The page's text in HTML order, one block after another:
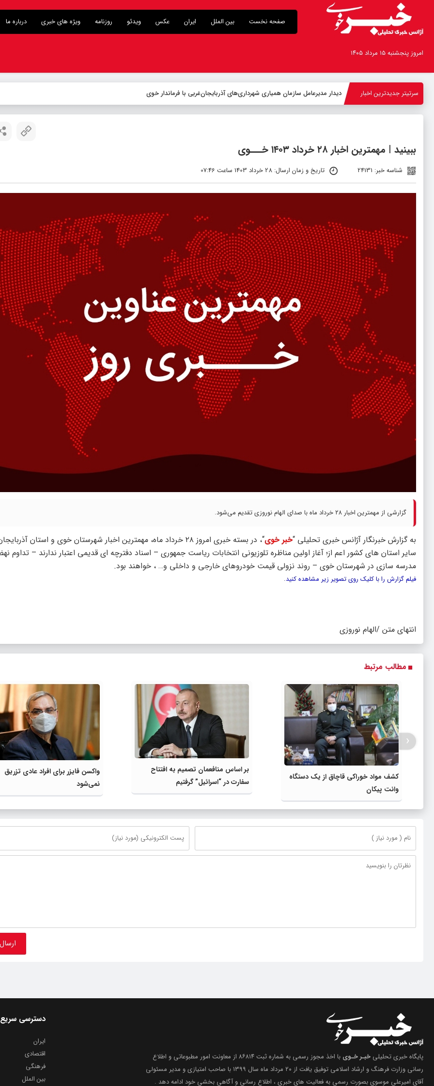
صفحه نخست بین الملل ایران عکس ویدئو روزنامه ویژه های خبری درباره ما
امروز پنجشنبه ۱۵ مرداد ۱۴۰۵
سرتیتر جدیدترین اخبار -
ببینید | مهمترین اخبار ۲۸ خرداد ۱۴۰۳ خـــوی
شناسه خبر: 24131 تاریخ و زمان ارسال: 28 خرداد 1403 ساعت 07:46
گزارشی از مهمترین اخبار ۲۸ خرداد ماه با صدای الهام نوروزی تقدیم می‌شود.
به گزارش خبرنگار آژانس خبری تحلیلی “خبر خوی
“، در بسته خبری امروز ۲۸ خرداد ماه، مهمترین اخبار شهرستان خوی و استان
سایر استان های کشور اعم از؛ آغاز اولین مناظره تلوزیونی انتخابات ریاست جمهوری – اسناد دفترچه ای قدیمی اعتبار ندارند – تداوم
مدرسه سازی در شهرستان خوی – روند نزولی قیمت خودروهای خارجی و داخلی و… ، خواهند بود.
فیلم گزارش را با کلیک روی تصویر زیر مشاهده کنید.
انتهای متن /الهام نوروزی
مطالب مرتبط
کشف مواد خوراکی قاچاق از یک دستگاه
وانت پیکان
بر اساس منافعمان تصمیم به افتتاح
سفارت در “اسرائیل” گرفتیم
واکسن فایزر برای افراد عادی تزریق
نمی‌شود
‹
پایگاه خبری تحلیلی خبـر خـوی
با اخذ مجوز رسمی به شماره ثبت ۸۶۸۱۴ از معاونت امور مطبوعاتی و اطلاع
رسانی وزارت فرهنگ و ارشاد اسلامی توفیق یافت از ۲۰ مرداد ماه سال ۱۳۹۹ با صاحب امتیازی و مدیر مسئولی
آقای امیرعلی موسوی بصورت رسمی به فعالیت های خبری ، اطلاع رسانی و آگاهی بخشیِ خود ادامه دهد .
دسترسی سریع
ایران
اقتصادی
فرهنگی
بین الملل